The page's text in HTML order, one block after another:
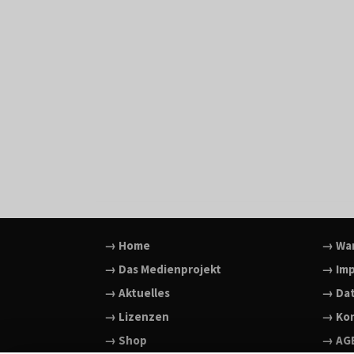
→ Home
→ Das Medienprojekt
→ Aktuelles
→ Lizenzen
→ Shop
→
→
→
→
→